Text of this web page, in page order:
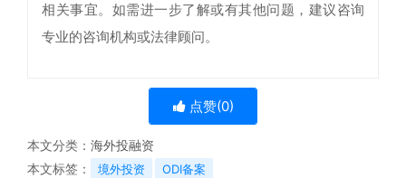
相关事宜。如需进一步了解或有其他问题，建议咨询
专业的咨询机构或法律顾问。
点赞(0)
本文分类： 海外投融资
本文标签：
境外投资 ODI备案